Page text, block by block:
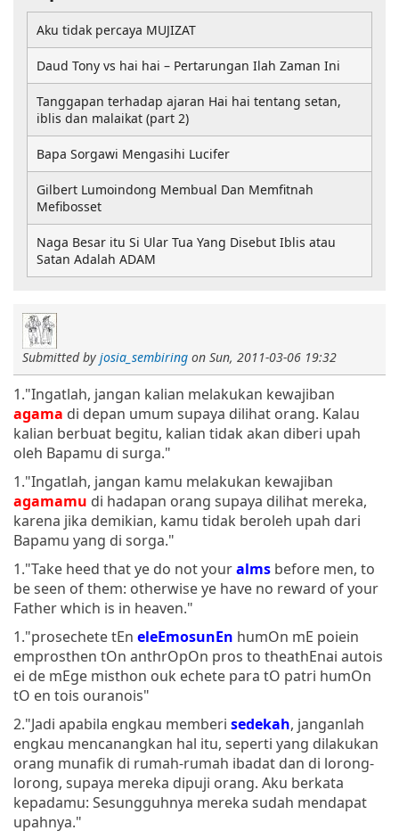
Submitted by josia_sembiring on Sun, 2011-03-06 19:32
1."Ingatlah, jangan kalian melakukan kewajiban
agama di depan umum supaya dilihat orang. Kalau
kalian berbuat begitu, kalian tidak akan diberi upah
oleh Bapamu di surga."
1."Ingatlah, jangan kamu melakukan kewajiban
agamamu di hadapan orang supaya dilihat mereka,
karena jika demikian, kamu tidak beroleh upah dari
Bapamu yang di sorga."
1."Take heed that ye do not youralms before men, to
be seen of them: otherwise ye have no reward of your
Father which is in heaven."
1."prosechete tEn eleEmosunEn humOn mE poiein
emprosthen tOn anthrOpOn pros to theathEnai autois
ei de mEge misthon ouk echete para tO patri humOn
tO en tois ouranois"
2."Jadi apabila engkau memberi sedekah, janganlah
engkau mencanangkan hal itu, seperti yang dilakukan
orang munafik di rumah-rumah ibadat dan di lorong-
lorong, supaya mereka dipuji orang. Aku berkata
kepadamu: Sesungguhnya mereka sudah mendapat
upahnya."
Aku tidak percaya MUJIZAT
Daud Tony vs hai hai – Pertarungan Ilah Zaman Ini
Tanggapan terhadap ajaran Hai hai tentang setan,
iblis dan malaikat (part 2)
Bapa Sorgawi Mengasihi Lucifer
Gilbert Lumoindong Membual Dan Memfitnah
Mefibosset
Naga Besar itu Si Ular Tua Yang Disebut Iblis atau
Satan Adalah ADAM